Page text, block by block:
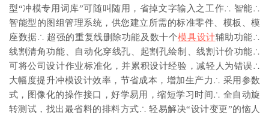
型“冲模专用词库”可随叫随用，省掉文字输入之工作∴ 智能∴
智能型的图组管理系统，供您建立所需的标准零件、模板、模
座数据∴ 超强的重复线删除功能及数十个模具设计辅助功能∴
线割清角功能、自动化穿线孔、起割孔绘制、线割计价功能∴
可将公司设计作业标准化，并累积设计经验，减轻人为错误∴
大幅度提升冲模设计效率，节省成本，增加生产力∴ 采用参数
式，图像化的操作接口，好学易用，缩短学习时间∴ 全自动旋
转测试，找出最省料的排料方式∴ 轻易解决“设计变更”的恼人